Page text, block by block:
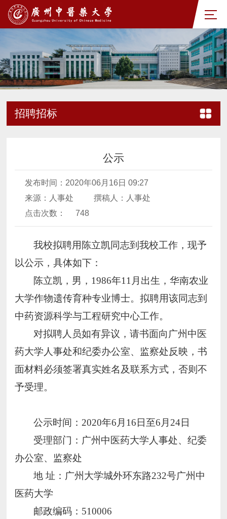
招聘招标
公示
发布时间：2020年06月16日 09:27
来源：人事处
撰稿人：人事处
点击次数：
748
我校拟聘用陈立凯同志到我校工作，现予
以公示，具体如下：
陈立凯，男，1986年11月出生，华南农业
大学作物遗传育种专业博士。拟聘用该同志到
中药资源科学与工程研究中心工作。
对拟聘人员如有异议，请书面向广州中医
药大学人事处和纪委办公室、监察处反映，书
面材料必须签署真实姓名及联系方式，否则不
予受理。
公示时间：2020年6月16日至6月24日
受理部门：广州中医药大学人事处、纪委
办公室、监察处
地 址：广州大学城外环东路232号广州中
医药大学
邮政编码：510006